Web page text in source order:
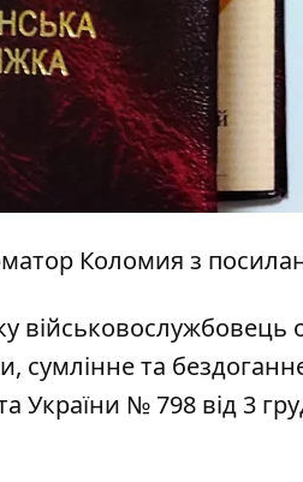
Коломия з
сумлінне та
України № 798 від 3